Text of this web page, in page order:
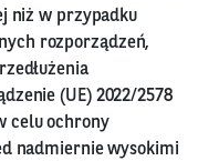
niż w przypadku
rozporządzeń,
(UE) 2022/2578
celu ochrony
nadmiernie wysokimi